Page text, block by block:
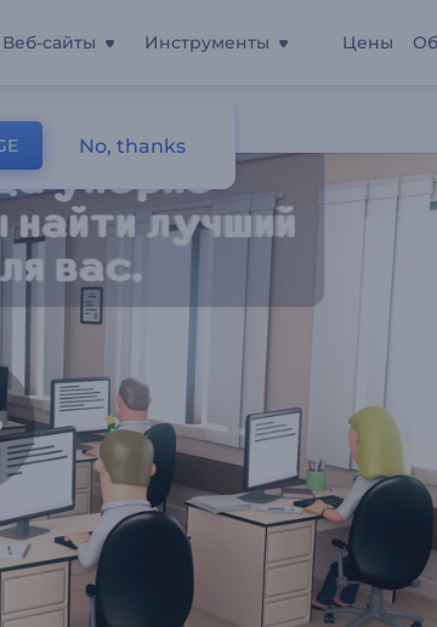
Веб-сайты Инструменты Цены
No, thanks